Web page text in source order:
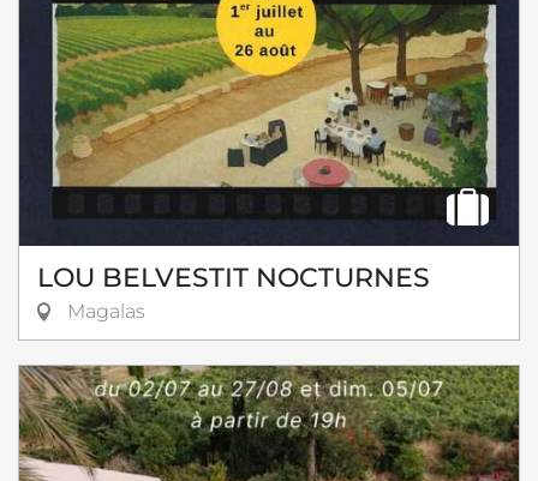
LOU BELVESTIT NOCTURNES
Magalas